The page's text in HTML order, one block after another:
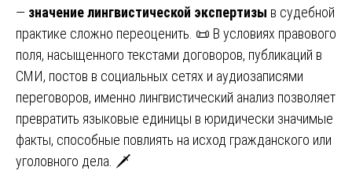
— значение лингвистической экспертизы в судебной
практике сложно переоценить. 📜 В условиях правового
поля, насыщенного текстами договоров, публикаций в
СМИ, постов в социальных сетях и аудиозаписями
переговоров, именно лингвистический анализ позволяет
превратить языковые единицы в юридически значимые
факты, способные повлиять на исход гражданского или
уголовного дела. 🗡️